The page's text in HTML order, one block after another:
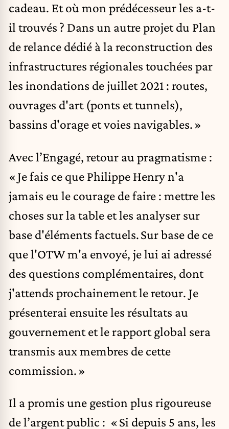
cadeau. Et où mon prédécesseur les a-t-
il trouvés ? Dans un autre projet du Plan
de relance dédié à la reconstruction des
infrastructures régionales touchées par
les inondations de juillet 2021 : routes,
ouvrages d'art (ponts et tunnels),
bassins d'orage et voies navigables. »
Avec l’Engagé, retour au pragmatisme :
« Je fais ce que Philippe Henry n'a
jamais eu le courage de faire : mettre les
choses sur la table et les analyser sur
base d'éléments factuels. Sur base de ce
que l'OTW m'a envoyé, je lui ai adressé
des questions complémentaires, dont
j'attends prochainement le retour. Je
présenterai ensuite les résultats au
gouvernement et le rapport global sera
transmis aux membres de cette
commission. »
Il a promis une gestion plus rigoureuse
de l’argent public : « Si depuis 5 ans, les